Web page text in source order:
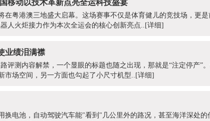
移动以技术革新点亮全运科技盛宴
在粤港澳三地盛大启幕。这场赛事不仅是体育健儿的竞技场，更
人火炬接力作为本次全运会的核心创新亮点..[详细]
业绩泪满襟
评测内容解禁，一个显眼的标题也随之出现，那就是“注定停产”
市场空间，另一方面也勾起了小尺寸机型.. [详细]
换电池，自动驾驶汽车能"看到"几公里外的路况，甚至海洋深处的